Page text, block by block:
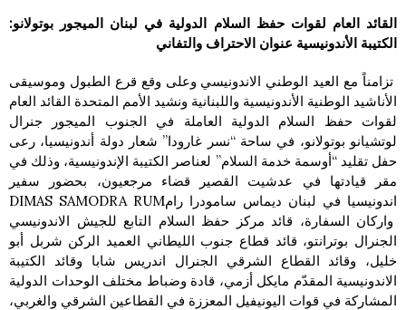
القائد العام لقوات حفظ السلام الدولية في لبنان الميجور بوتولانو:
الكتيبة الأندونيسية عنوان الاحتراف والتفاني
تزامناً مع العيد الوطني الاندونيسي وعلى وقع قرع الطبول وموسيقى
الأناشيد الوطنية الأندونيسية واللبنانية ونشيد الأمم المتحدة القائد العام
لقوات حفظ السلام الدولية العاملة في الجنوب الميجور جنرال
لوتشيانو بوتولانو، في ساحة “نسر غارودا” شعار دولة أندونيسيا، رعى
حفل تقليد “أوسمة خدمة السلام” لعناصر الكتيبة الإندونيسية، وذلك في
مقر قيادتها في عدشيت القصير قضاء مرجعيون، بحضور سفير
اندونيسيا في لبنان ديماس سامودرا رامDIMAS SAMODRA RUM
واركان السفارة، قائد مركز حفظ السلام التابع للجيش الاندونيسي
الجنرال بوترانتو، قائد قطاع جنوب الليطاني العميد الركن شربل أبو
خليل، وقائد القطاع الشرقي الجنرال اندريس شابا وقائد الكتيبة
الاندونيسية المقدّم مايكل أزمي، قادة وضباط مختلف الوحدات الدولية
المشاركة في قوات اليونيفيل المعززة في القطاعين الشرقي والغربي،